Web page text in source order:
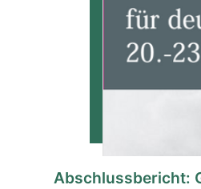
Abschlussbericht: